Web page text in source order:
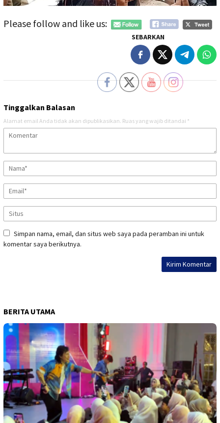
Please follow and like us:
SEBARKAN
Tinggalkan Balasan
Alamat email Anda tidak akan dipublikasikan. Ruas yang wajib ditandai *
Simpan nama, email, dan situs web saya pada peramban ini untuk
komentar saya berikutnya.
BERITA UTAMA